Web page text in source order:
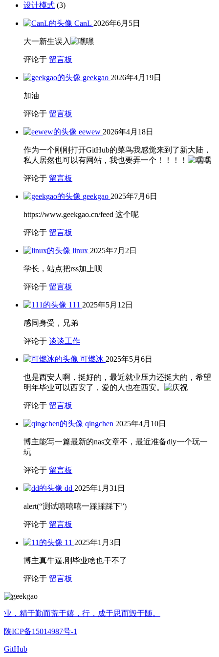
设计模式 (3)
CanL 2026年6月5日
大一新生误入
评论于 留言板
geekgao 2026年4月19日
加油
评论于 留言板
eewew 2026年4月18日
作为一个刚刚打开GitHub的菜鸟我感觉来到了新大陆，
私人居然也可以有网站，我也要弄一个！！！！
评论于 留言板
geekgao 2025年7月6日
https://www.geekgao.cn/feed 这个呢
评论于 留言板
linux 2025年7月2日
学长，站点把rss加上呗
评论于 留言板
111 2025年5月12日
感同身受，兄弟
评论于 谈谈工作
可燃冰 2025年5月6日
也是西安人啊，挺好的，最近就业压力还挺大的，希望
明年毕业可以西安了，爱的人也在西安。
评论于 留言板
qingchen 2025年4月10日
博主能写一篇最新的nas文章不，最近准备diy一个玩一
玩
评论于 留言板
dd 2025年1月31日
alert(“测试嘻嘻嘻一踩踩踩下”)
评论于 留言板
11 2025年1月3日
博主真牛逼,刚毕业啥也干不了
评论于 留言板
业，精于勤而荒于嬉，行，成于思而毁于随。
陕ICP备15014987号-1
GitHub